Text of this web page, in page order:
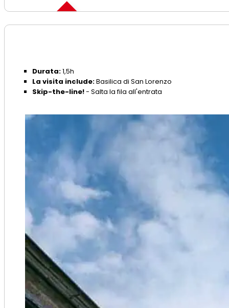
Durata:1,5h
La visita include:Basilica di San Lorenzo
Skip-the-line!- Salta la fila all'entrata